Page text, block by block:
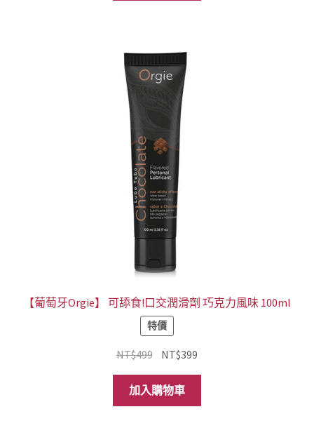
【葡萄牙Orgie】 可舔食!口交潤滑劑 巧克力風味 100ml
特價
NT$499 原
始
價
格：
NT$399
前
格：
加入購物車